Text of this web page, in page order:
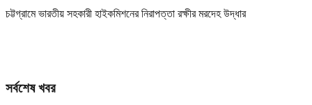
চট্টগ্রামে ভারতীয় সহকারী হাইকমিশনের নিরাপত্তা রক্ষীর মরদেহ উদ্ধার
সর্বশেষ খবর